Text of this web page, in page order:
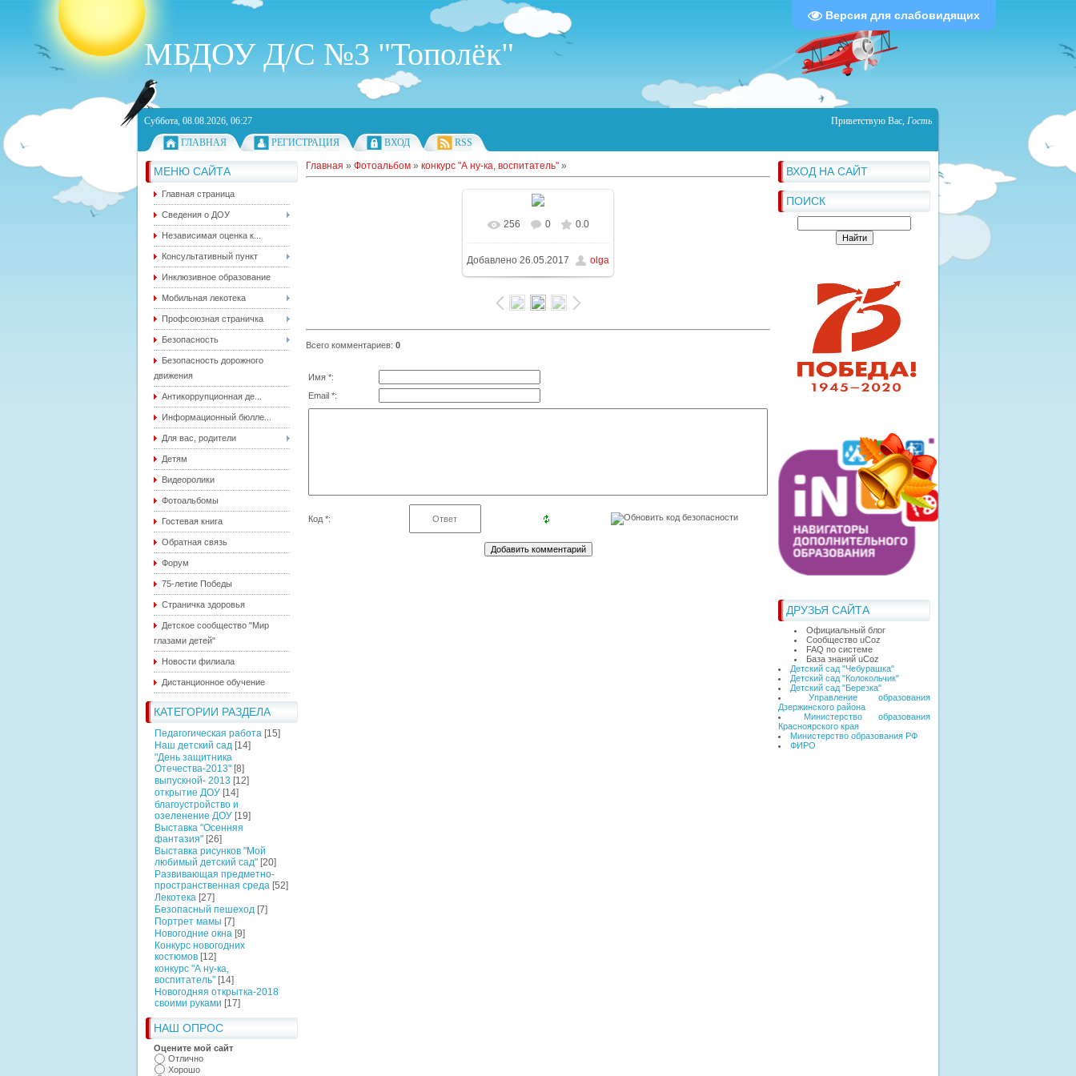
Версия для слабовидящих
МБДОУ Д/С №3 "Тополёк"
Суббота, 08.08.2026, 06:27 Приветствую Вас, Гость
ГЛАВНАЯ
РЕГИСТРАЦИЯ ВХОД RSS
МЕНЮ САЙТА
Главная страница
Сведения о ДОУ
Независимая оценка к...
Консультативный пункт
Инклюзивное образование
Мобильная лекотека
Профсоюзная страничка
Безопасность
Безопасность дорожного
движения
Антикоррупционная де...
Информационный бюлле...
Для вас, родители
Детям
Видеоролики
Фотоальбомы
Гостевая книга
Обратная связь
Форум
75-летие Победы
Страничка здоровья
Детское сообщество "Мир
глазами детей"
Новости филиала
Дистанционное обучение
КАТЕГОРИИ РАЗДЕЛА
Педагогическая работа [15]
Наш детский сад [14]
"День защитника
Отечества-2013" [8]
выпускной- 2013 [12]
открытие ДОУ [14]
благоустройство и
озеленение ДОУ [19]
Выставка "Осенняя
фантазия" [26]
Выставка рисунков "Мой
любимый детский сад" [20]
Развивающая предметно-
пространственная среда [52]
Лекотека [27]
Безопасный пешеход [7]
Портрет мамы [7]
Новогодние окна [9]
Конкурс новогодних
костюмов [12]
конкурс "А ну-ка,
воспитатель" [14]
Новогодняя открытка-2018
своими руками [17]
НАШ ОПРОС
Оцените мой сайт
Отлично
Хорошо
ВХОД НА САЙТ
ПОИСК
ДРУЗЬЯ САЙТА
Официальный блог
Сообщество uCoz
FAQ по системе
База знаний uCoz
Детский сад "Чебурашка"
Детский сад "Колокольчик"
Детский сад "Березка"
Управление образования
Дзержинского района
Министерство образования
Красноярского края
Министерство образования РФ
ФИРО
Главная » Фотоальбом » конкурс "А ну-ка, воспитатель" »
256 0 0.0
Добавлено 26.05.2017 olga
Всего комментариев: 0
Имя *:
Email *:
Код *: